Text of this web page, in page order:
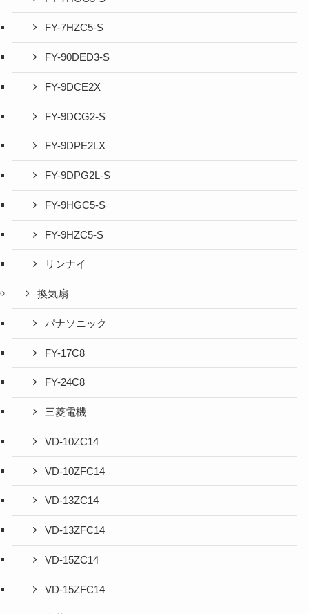
FY-7HZC5-S
FY-90DED3-S
FY-9DCE2X
FY-9DCG2-S
FY-9DPE2LX
FY-9DPG2L-S
FY-9HGC5-S
FY-9HZC5-S
リンナイ
換気扇
パナソニック
FY-17C8
FY-24C8
三菱電機
VD-10ZC14
VD-10ZFC14
VD-13ZC14
VD-13ZFC14
VD-15ZC14
VD-15ZFC14